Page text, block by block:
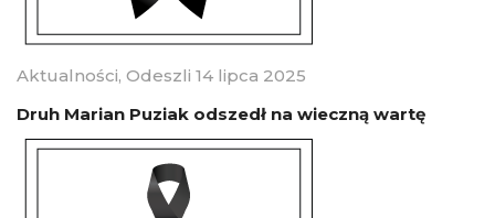
Aktualności, Odeszli 14 lipca 2025
Druh Marian Puziak odszedł na wieczną wartę